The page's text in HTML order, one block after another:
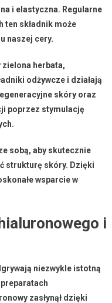
i elastyczna. Regularne
ten składnik może
naszej cery.
herbata,
odżywcze i działają
skóry oraz
poprzez stymulację
sobą, aby skutecznie
strukturę skóry. Dzięki
wsparcie w
i
niezwykle istotną
zasłynął dzięki